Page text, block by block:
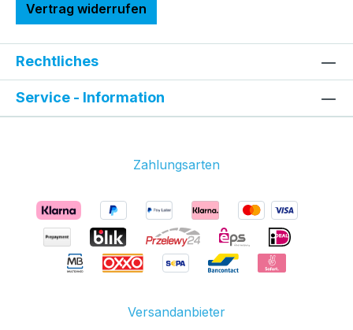
Vertrag widerrufen
Rechtliches
Service - Information
Zahlungsarten
Versandanbieter